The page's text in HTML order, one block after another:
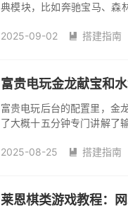
典模块，比如奔驰宝马、森
2025-09-02
 搭建指南
富贵电玩金龙献宝和
富贵电玩后台的配置里，金
了大概十五分钟专门讲解了
2025-08-25
 搭建指南
莱恩棋类游戏教程：